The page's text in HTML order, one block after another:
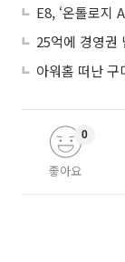
좋아요
0